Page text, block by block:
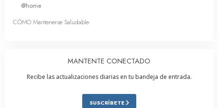
@home
CÓMO Mantenerse Saludable
MANTENTE CONECTADO
Recibe las actualizaciones diarias en tu bandeja de entrada.
SUSCRÍBETE